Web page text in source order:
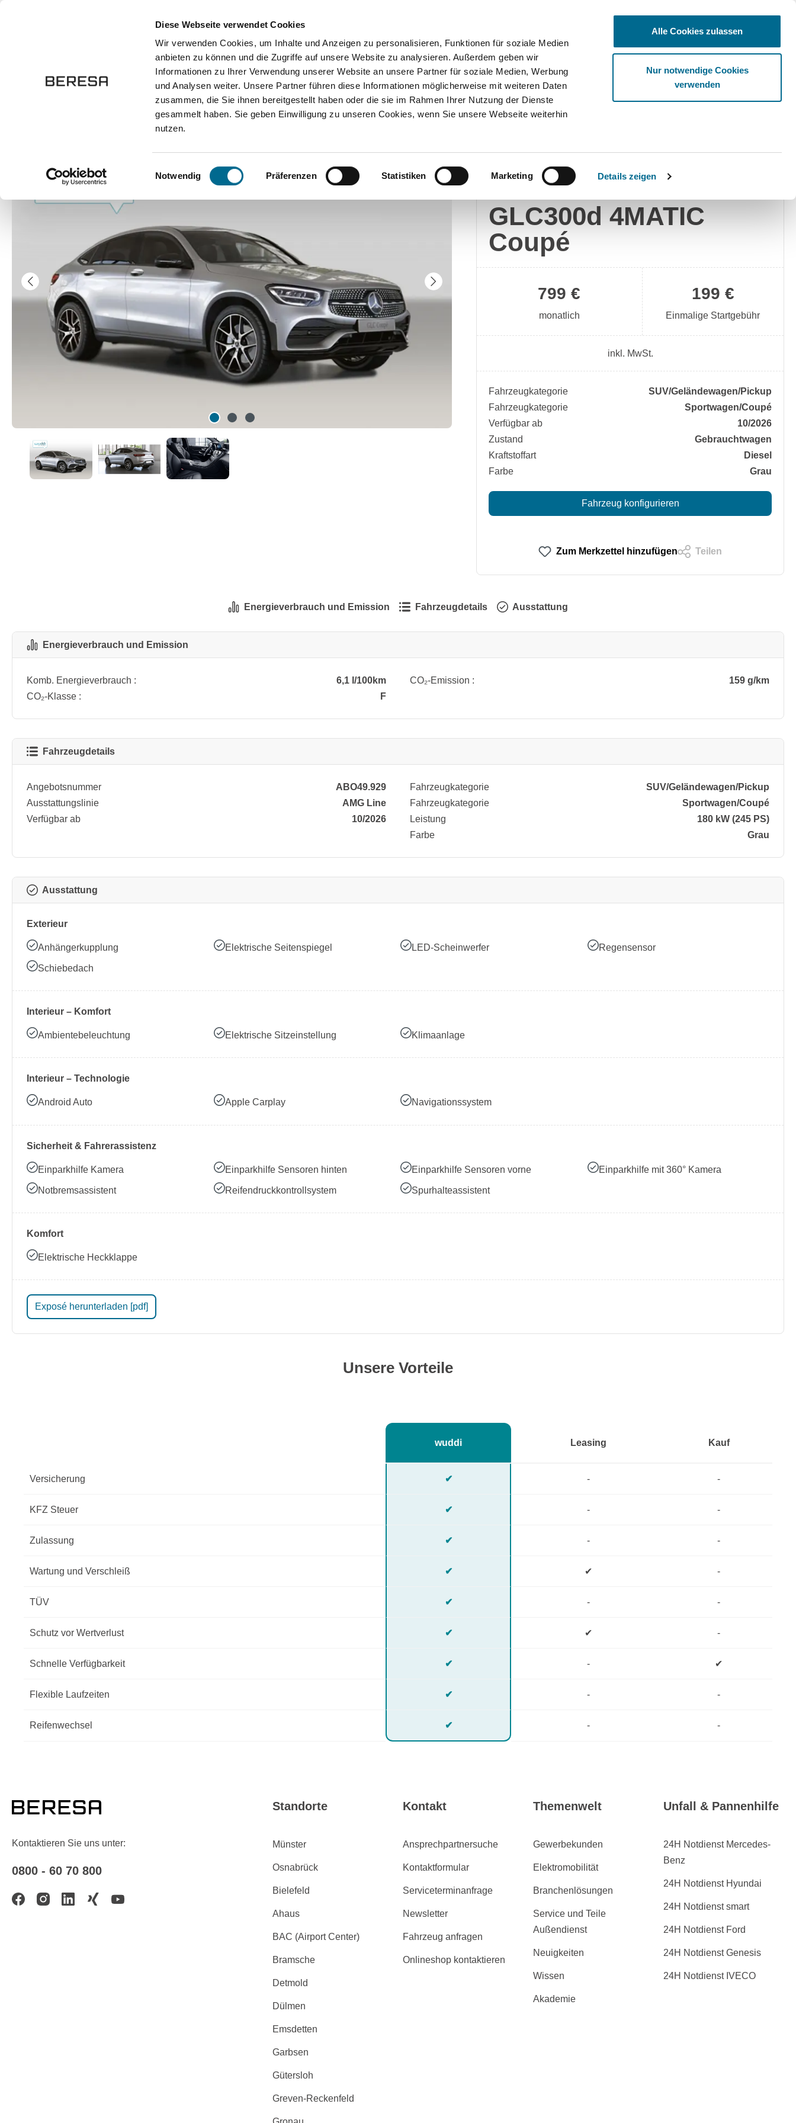
Diese Webseite verwendet Cookies
Wir verwenden Cookies, um Inhalte und Anzeigen zu personalisieren, Funktionen für soziale Medien
anbieten zu können und die Zugriffe auf unsere Website zu analysieren. Außerdem geben wir
Informationen zu Ihrer Verwendung unserer Website an unsere Partner für soziale Medien, Werbung
und Analysen weiter. Unsere Partner führen diese Informationen möglicherweise mit weiteren Daten
zusammen, die Sie ihnen bereitgestellt haben oder die sie im Rahmen Ihrer Nutzung der Dienste
gesammelt haben. Sie geben Einwilligung zu unseren Cookies, wenn Sie unsere Webseite weiterhin
nutzen.
Einwilligungsauswahl
Notwendig Präferenzen Statistiken Marketing Details zeigen
Alle Cookies zulassen
Nur notwendige Cookies
verwenden
Onlineshop
Sportwagen / Coupé
Mercedes-Benz
Mercedes-Benz
GLC300d 4MATIC
Coupé
199 €
Einmalige Startgebühr
799 €
monatlich
inkl. MwSt.
Fahrzeugkategorie
SUV/​Geländewagen/​Pickup
Fahrzeugkategorie
Sportwagen/​Coupé
Verfügbar ab
10/2026
Zustand
Gebrauchtwagen
Kraftstoffart
Diesel
Farbe
Grau
Fahrzeug konfigurieren
Zum Merkzettel hinzufügen Teilen
Energieverbrauch und Emission Fahrzeugdetails Ausstattung
Energieverbrauch und Emission
Komb. Energieverbrauch : 6,1 l/100km CO₂-Emission :
159 g/km
CO₂-Klasse :
F
Fahrzeugdetails
Angebotsnummer
ABO49.929
Ausstattungslinie
AMG Line
Verfügbar ab
10/2026
Fahrzeugkategorie
SUV/​Geländewagen/​Pickup
Fahrzeugkategorie
Sportwagen/​Coupé
Leistung
180 kW (245 PS)
Farbe
Grau
Ausstattung
Exterieur
Anhängerkupplung Elektrische Seitenspiegel LED-Scheinwerfer Regensensor
Schiebedach
Interieur – Komfort
Ambientebeleuchtung Elektrische Sitzeinstellung Klimaanlage
Interieur – Technologie
Android Auto Apple Carplay Navigationssystem
Sicherheit & Fahrerassistenz
Einparkhilfe Kamera Einparkhilfe Sensoren hinten Einparkhilfe Sensoren vorne Einparkhilfe mit 360° Kamera
Notbremsassistent Reifendruckkontrollsystem Spurhalteassistent
Komfort
Elektrische Heckklappe
Exposé herunterladen [pdf]
Unsere Vorteile
wuddi Leasing Kauf
Versicherung ✔ - -
KFZ Steuer ✔ - -
Zulassung ✔ - -
Wartung und Verschleiß ✔ ✔ -
TÜV ✔ - -
Schutz vor Wertverlust ✔ ✔ -
Schnelle Verfügbarkeit ✔ - ✔
Flexible Laufzeiten ✔ - -
Reifenwechsel ✔ - -
Kontaktieren Sie uns unter:
0800 - 60 70 800
Standorte
Münster
Osnabrück
Bielefeld
Ahaus
BAC (Airport Center)
Bramsche
Detmold
Dülmen
Emsdetten
Garbsen
Gütersloh
Greven-Reckenfeld
Kontakt
Ansprechpartnersuche
Kontaktformular
Serviceterminanfrage
Newsletter
Fahrzeug anfragen
Onlineshop kontaktieren
Themenwelt
Gewerbekunden
Elektromobilität
Branchenlösungen
Service und Teile
Außendienst
Neuigkeiten
Wissen
Akademie
Unfall & Pannenhilfe
24H Notdienst Mercedes-
Benz
24H Notdienst Hyundai
24H Notdienst smart
24H Notdienst Ford
24H Notdienst Genesis
24H Notdienst IVECO